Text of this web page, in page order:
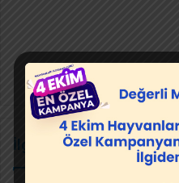
İlgili Makaleler